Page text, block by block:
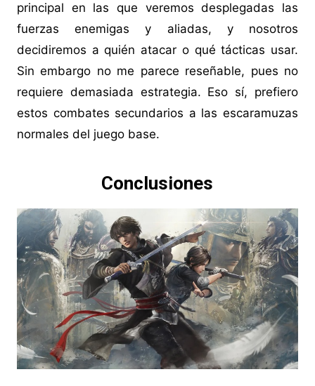
principal en las que veremos desplegadas las
fuerzas enemigas y aliadas, y nosotros
decidiremos a quién atacar o qué tácticas usar.
Sin embargo no me parece reseñable, pues no
requiere demasiada estrategia. Eso sí, prefiero
estos combates secundarios a las escaramuzas
normales del juego base.
Conclusiones